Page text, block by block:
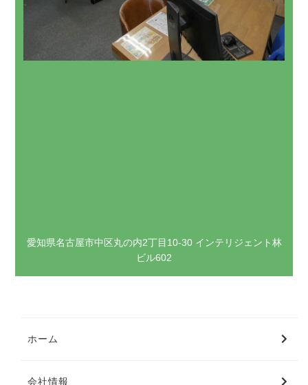
愛知県名古屋市中区丸の内2丁目10-30 インテリジェント林
ビル602
ホーム
会社情報